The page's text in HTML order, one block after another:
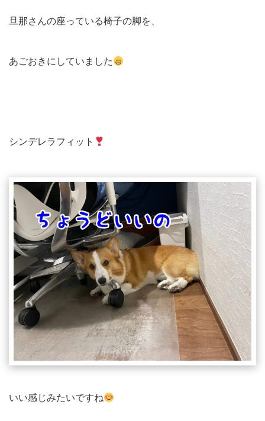
旦那さんの座っている椅子の脚を、
あごおきにしていました
シンデレラフィット
いい感じみたいですね